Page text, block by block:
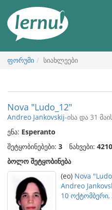
ნახვა
ფორუმი სიახლეები
Nova "Ludo_12"
Andreo Jankovskij-ისა და 31
ენა: Esperanto
შეტყობინებები: 3 ნახვები:
ბოლო შეტყობინება
(eo) Nova
Andreo
10 ოქტომბერი,